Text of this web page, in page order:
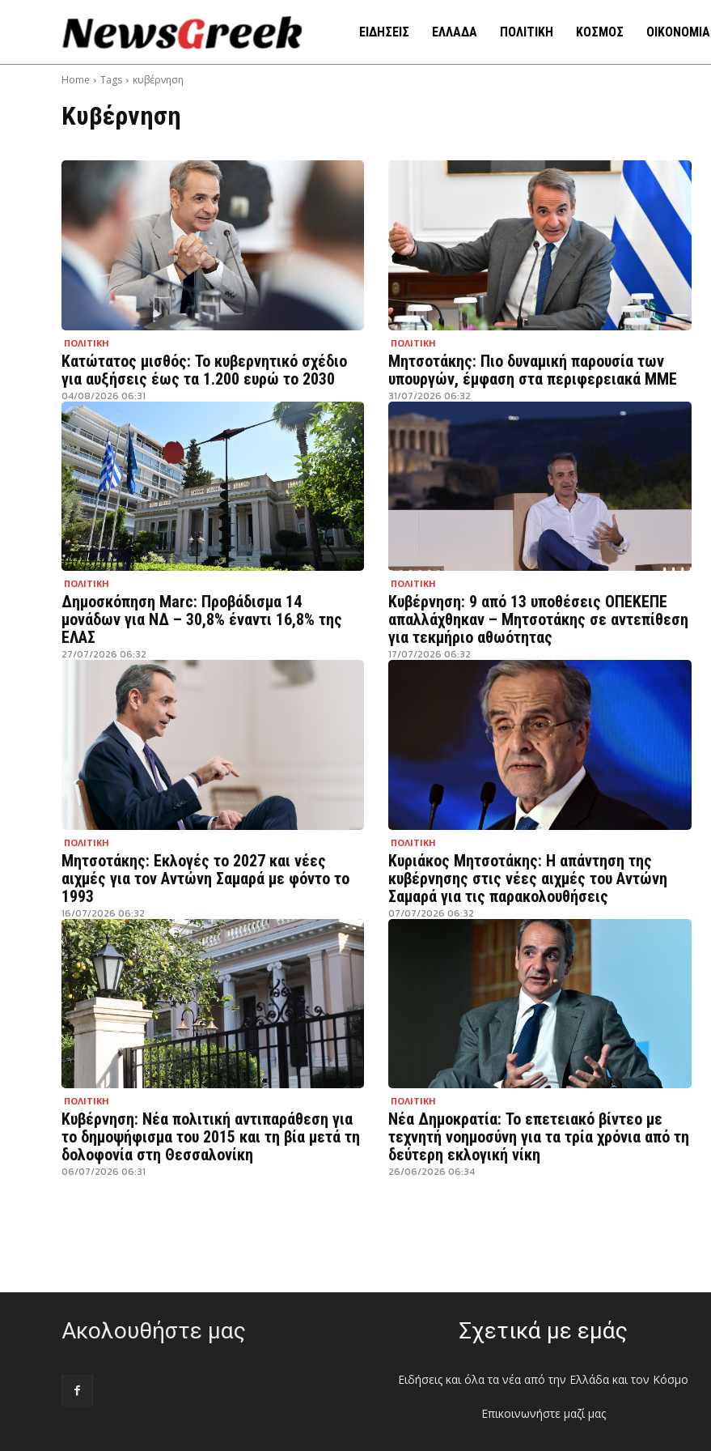
ΕΙΔΗΣΕΙΣ ΕΛΛΑΔΑ ΠΟΛΙΤΙΚΗ ΚΟΣΜΟΣ ΟΙΚΟΝΟΜΙΑ
Home Tags κυβέρνηση
Κυβέρνηση
ΠΟΛΙΤΙΚΗ
Κατώτατος μισθός: Το κυβερνητικό σχέδιο
για αυξήσεις έως τα 1.200 ευρώ το 2030
04/08/2026 06:31
ΠΟΛΙΤΙΚΗ
Μητσοτάκης: Πιο δυναμική παρουσία των
υπουργών, έμφαση στα περιφερειακά ΜΜΕ
31/07/2026 06:32
ΠΟΛΙΤΙΚΗ
Δημοσκόπηση Marc: Προβάδισμα 14
μονάδων για ΝΔ – 30,8% έναντι 16,8% της
ΕΛΑΣ
27/07/2026 06:32
ΠΟΛΙΤΙΚΗ
Κυβέρνηση: 9 από 13 υποθέσεις ΟΠΕΚΕΠΕ
απαλλάχθηκαν – Μητσοτάκης σε αντεπίθεση
για τεκμήριο αθωότητας
17/07/2026 06:32
ΠΟΛΙΤΙΚΗ
Μητσοτάκης: Εκλογές το 2027 και νέες
αιχμές για τον Αντώνη Σαμαρά με φόντο το
1993
16/07/2026 06:32
ΠΟΛΙΤΙΚΗ
Κυριάκος Μητσοτάκης: Η απάντηση της
κυβέρνησης στις νέες αιχμές του Αντώνη
Σαμαρά για τις παρακολουθήσεις
07/07/2026 06:32
ΠΟΛΙΤΙΚΗ
Κυβέρνηση: Νέα πολιτική αντιπαράθεση για
το δημοψήφισμα του 2015 και τη βία μετά τη
δολοφονία στη Θεσσαλονίκη
06/07/2026 06:31
ΠΟΛΙΤΙΚΗ
Νέα Δημοκρατία: Το επετειακό βίντεο με
τεχνητή νοημοσύνη για τα τρία χρόνια από τη
δεύτερη εκλογική νίκη
26/06/2026 06:34
Ακολουθήστε μας Σχετικά με εμάς
Ειδήσεις και όλα τα νέα από την Ελλάδα και τον Κόσμο
Επικοινωνήστε μαζί μας